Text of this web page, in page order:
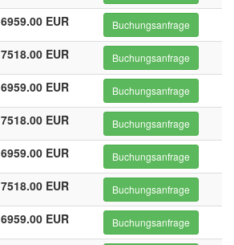
6959.00 EUR Buchungsanfrage
7518.00 EUR Buchungsanfrage
6959.00 EUR Buchungsanfrage
7518.00 EUR Buchungsanfrage
6959.00 EUR Buchungsanfrage
7518.00 EUR Buchungsanfrage
6959.00 EUR Buchungsanfrage